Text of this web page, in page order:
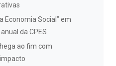
Economia Social” em
da CPES
ao fim com